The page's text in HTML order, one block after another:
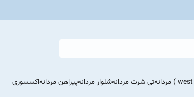
تی شرت مردانهشلوار مردانهپیراهن مردانهاکسسوری